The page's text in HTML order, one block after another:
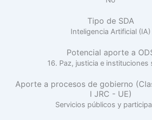
Tipo de SDA
Inteligencia Artificial (IA)
Potencial aporte a
16. Paz, justicia e instituciones
Aporte a procesos de gobierno
I JRC - UE)
Servicios públicos y